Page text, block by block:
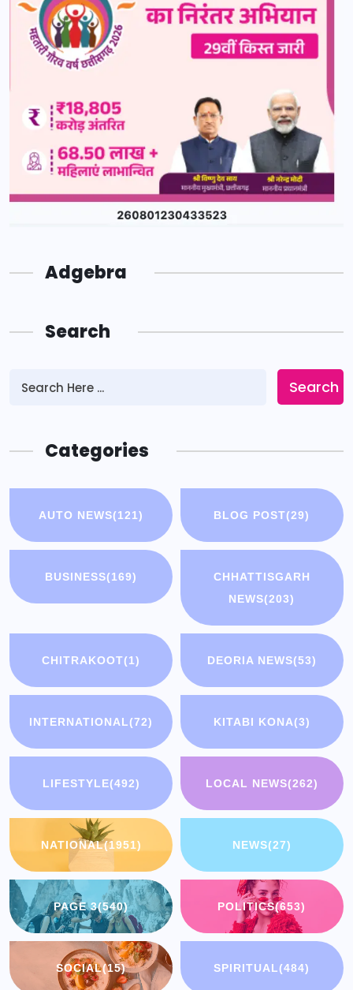
Adgebra
Search
Search
Categories
AUTO NEWS(121) BLOG POST(29)
BUSINESS(169)
CHHATTISGARH
NEWS(203)
CHITRAKOOT(1) DEORIA NEWS(53)
INTERNATIONAL(72) KITABI KONA(3)
LIFESTYLE(492) LOCAL NEWS(262)
NATIONAL(1951) NEWS(27)
PAGE 3(540) POLITICS(653)
SOCIAL(15) SPIRITUAL(484)